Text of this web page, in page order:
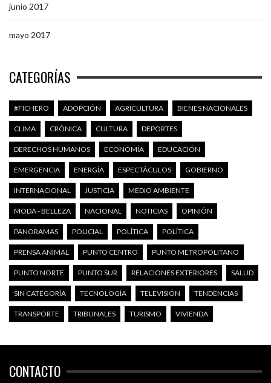
junio 2017
mayo 2017
CATEGORÍAS
#FICHERO ADOPCIÓN AGRICULTURA BIENES NACIONALES
CLIMA CRÓNICA CULTURA DEPORTES
DERECHOS HUMANOS ECONOMÍA EDUCACIÓN
EMERGENCIA ENERGÍA ESPECTÁCULOS GOBIERNO
INTERNACIONAL JUSTICIA MEDIO AMBIENTE
MODA - BELLEZA NACIONAL NOTICIAS OPINIÓN
PANORAMAS POLICIAL POLÍTICA POLÍTICA
PRENSA ANIMAL PUNTO CENTRO PUNTO METROPOLITANO
PUNTO NORTE PUNTO SUR RELACIONES EXTERIORES SALUD
SIN CATEGORÍA TECNOLOGÍA TELEVISIÓN TENDENCIAS
TRANSPORTE TRIBUNALES TURISMO VIVIENDA
CONTACTO